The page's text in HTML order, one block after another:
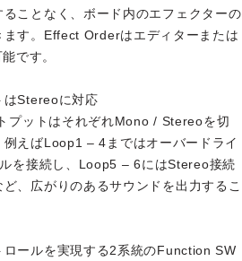
ことなく、ボード内のエフェクターの
す。Effect Orderはエディターまたは
です。
はStereoに対応
プットはそれぞれMono / Stereoを切
えばLoop1 – 4まではオーバードライ
を接続し、Loop5 – 6にはStereo接続
、広がりのあるサウンドを出力するこ
ロールを実現する2系統のFunction SW